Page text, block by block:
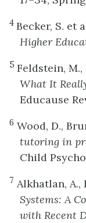
4 Becker, S. et
Higher
5 Feldstein, M.,
What It
Educause
6 Wood, D.,
tutoring in
Child
7 Alkhatlan, A.,
Systems: A
with Recent